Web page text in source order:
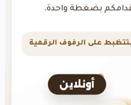
بضغطة واحدة.
على الرفوف الرقمية
أونلاين